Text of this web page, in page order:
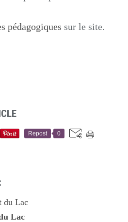
pédagogiques sur le site.
Repost 0
Lac